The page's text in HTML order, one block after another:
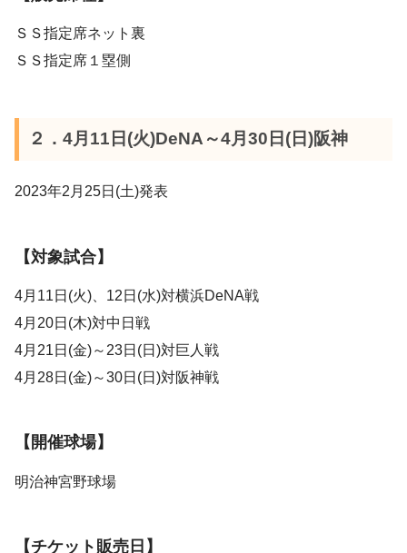
ＳＳ指定席ネット裏
ＳＳ指定席１塁側
２．4月11日(火)DeNA～4月30日(日)阪神
2023年2月25日(土)発表
【対象試合】
4月11日(火)、12日(水)対横浜DeNA戦
4月20日(木)対中日戦
4月21日(金)～23日(日)対巨人戦
4月28日(金)～30日(日)対阪神戦
【開催球場】
明治神宮野球場
【チケット販売日】